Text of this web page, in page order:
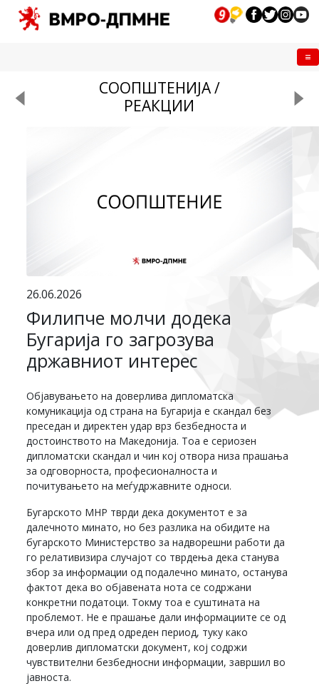
СООПШТЕНИЈА /
РЕАКЦИИ
26.06.2026
Филипче молчи додека
Бугарија го загрозува
државниот интерес
Објавувањето на доверлива дипломатска
комуникација од страна на Бугарија е скандал без
преседан и директен удар врз безбедноста и
достоинството на Македонија. Тоа е сериозен
дипломатски скандал и чин кој отвора низа прашања
за одговорноста, професионалноста и
почитувањето на меѓудржавните односи.
Бугарското МНР тврди дека документот е за
далечното минато, но без разлика на обидите на
бугарското Министерство за надворешни работи да
го релативизира случајот со тврдења дека станува
збор за информации од подалечно минато, останува
фактот дека во објавената нота се содржани
конкретни податоци. Токму тоа е суштината на
проблемот. Не е прашање дали информациите се од
вчера или од пред одреден период, туку како
доверлив дипломатски документ, кој содржи
чувствителни безбедносни информации, завршил во
јавноста.